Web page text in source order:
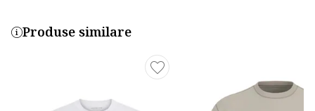
Produse similare